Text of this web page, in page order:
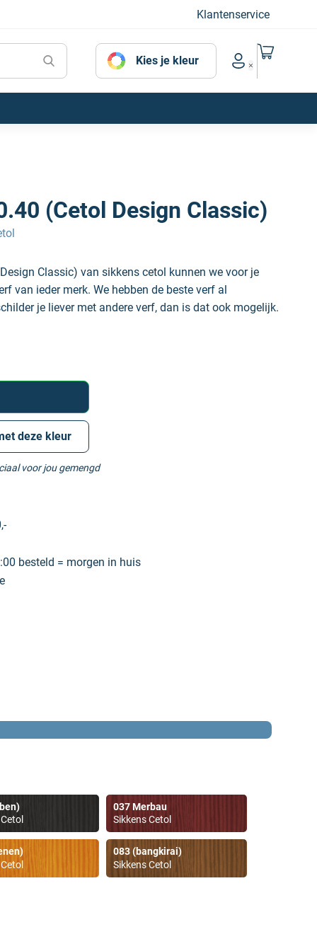
Klantenservice
Kies je kleur
Account menu
Naar mijn
(Cetol Design Classic)
Classic) van sikkens cetol kunnen we voor je
van ieder merk. We hebben de beste verf al
je liever met andere verf, dan is dat ook mogelijk.
deze kleur
voor jou gemengd
besteld = morgen in huis
037 Merbau
Sikkens Cetol
083 (bangkirai)
Sikkens Cetol